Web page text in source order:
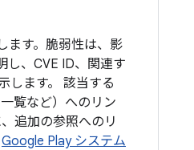
ます。脆弱性は、影
し、CVE ID、関連す
します。 該当する
覧など）へのリン
追加の参照へのリ
Google Play システム